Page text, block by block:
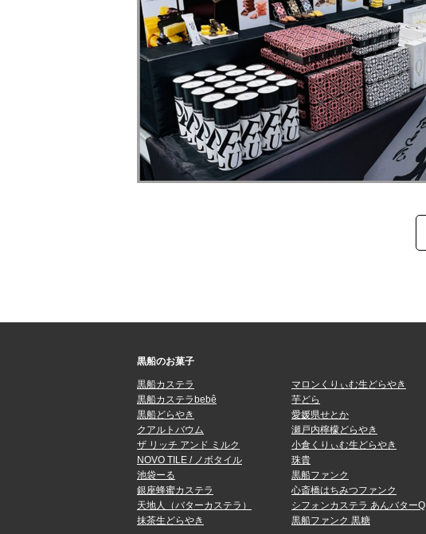
黒船のお菓子
黒船カステラ
黒船カステラbebê
黒船どらやき
クアルトバウム
ザ リッチ アンド ミルク
NOVO TILE / ノボタイル
池袋ーる
銀座蜂蜜カステラ
天地人（バターカステラ）
抹茶生どらやき
マロンくりぃむ生どらやき
芋どら
愛媛県せとか
瀬戸内檸檬どらやき
小倉くりぃむ生どらやき
珠貴
黒船ファンク
心斎橋はちみつファンク
シフォンカステラ あんバターQ
黒船ファンク 黒糖